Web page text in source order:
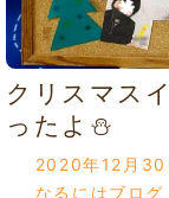
クリスマス
ったよ⛄
2020年12月30
なるにはブログ